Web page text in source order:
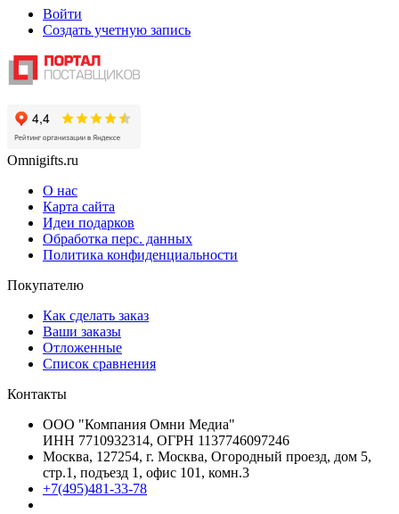
Войти
Создать учетную запись
Omnigifts.ru
О нас
Карта сайта
Идеи подарков
Обработка перс. данных
Политика конфиденциальности
Покупателю
Как сделать заказ
Ваши заказы
Отложенные
Список сравнения
Контакты
ООО "Компания Омни Медиа"
ИНН 7710932314, ОГРН 1137746097246
Москва, 127254, г. Москва, Огородный проезд, дом 5,
стр.1, подъезд 1, офис 101, комн.3
+7(495)481-33-78